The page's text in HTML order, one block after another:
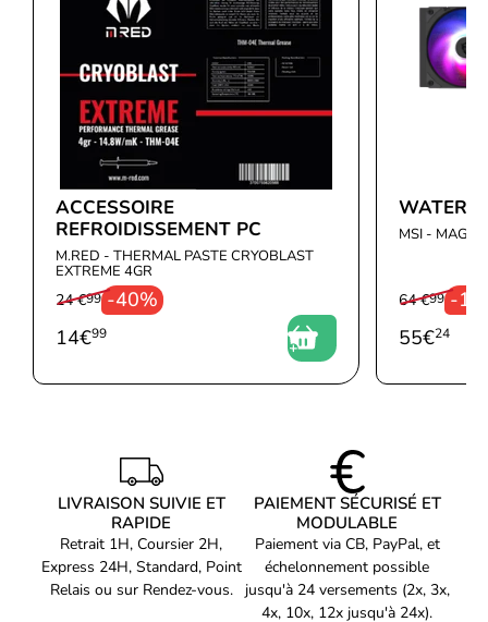
Constructeur GPU :Intel
ACCESSOIRE
REFROIDISSEMENT PC
M.RED - THERMAL PASTE CRYOBLAST
EXTREME 4GR
-40%
24 €99
14€99
MSI - MAG
-
64 €99
55€24
LIVRAISON SUIVIE ET
RAPIDE
Retrait 1H, Coursier 2H,
Express 24H, Standard, Point
Relais ou sur Rendez-vous.
PAIEMENT SÉCURISÉ ET
MODULABLE
Paiement via CB, PayPal, et
échelonnement possible
jusqu'à 24 versements (2x, 3x,
4x, 10x, 12x jusqu'à 24x).